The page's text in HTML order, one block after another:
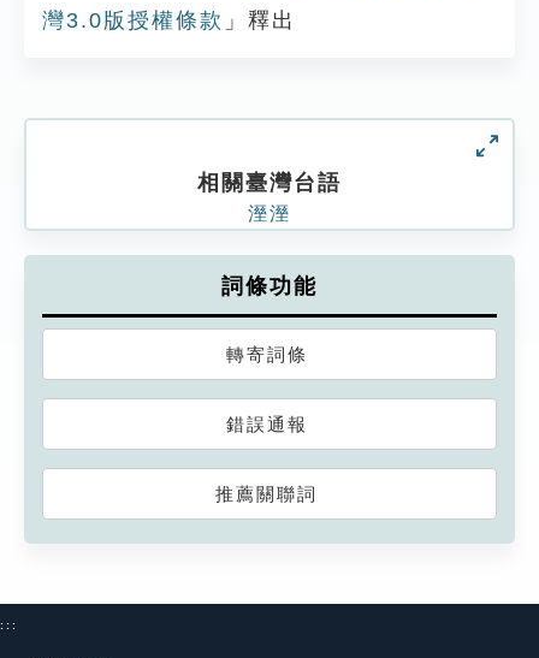
灣3.0版授權條款 」釋出
相關臺灣台語
溼溼
詞條功能
轉寄詞條
錯誤通報
推薦關聯詞
:::